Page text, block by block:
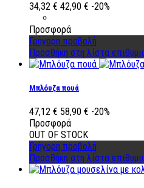
34,32 € 42,90 € -20%
Προσφορά
Γρήγορη προβολή
Προσθήκη στη λίστα
Μπλόυζα πουά
47,12 € 58,90 € -20%
Προσφορά
OUT OF STOCK
Γρήγορη προβολή
Προσθήκη στη λίστα